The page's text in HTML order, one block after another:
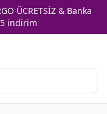
ÜCRETSİZ & Banka
indirim